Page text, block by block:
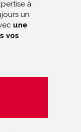
à
un
une
vos